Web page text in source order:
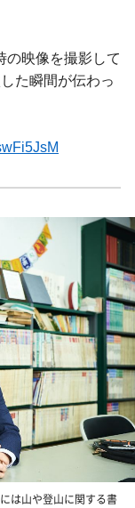
の映像を撮影して
た瞬間が伝わっ
は山や登山に関する書